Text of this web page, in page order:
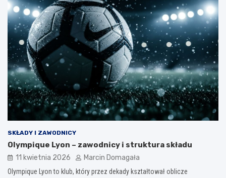
SKŁADY I ZAWODNICY
Olympique Lyon – zawodnicy i struktura składu
11 kwietnia 2026 Marcin Domagała
Olympique Lyon to klub, który przez dekady kształtował oblicze